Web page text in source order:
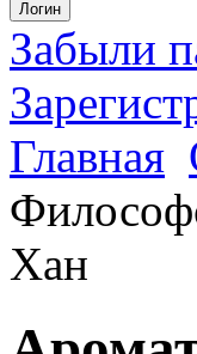
Забыли
Главная
Хан